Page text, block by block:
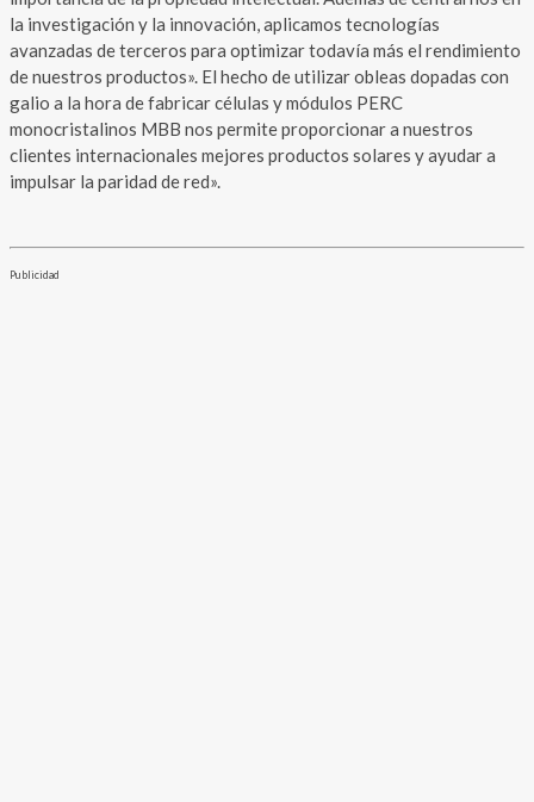
la investigación y la innovación, aplicamos tecnologías
avanzadas de terceros para optimizar todavía más el rendimiento
de nuestros productos». El hecho de utilizar obleas dopadas con
galio a la hora de fabricar células y módulos PERC
monocristalinos MBB nos permite proporcionar a nuestros
clientes internacionales mejores productos solares y ayudar a
impulsar la paridad de red».
Publicidad